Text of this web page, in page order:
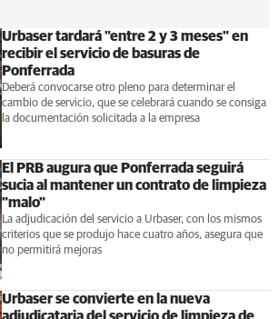
Urbaser tardará "entre 2 y 3 meses" en
recibir el servicio de basuras de
Ponferrada
Deberá convocarse otro pleno para determinar el
cambio de servicio, que se celebrará cuando se consiga
la documentación solicitada a la empresa
El PRB augura que Ponferrada seguirá
sucia al mantener un contrato de limpieza
"malo"
La adjudicación del servicio a Urbaser, con los mismos
criterios que se produjo hace cuatro años, asegura que
no permitirá mejoras
Urbaser se convierte en la nueva